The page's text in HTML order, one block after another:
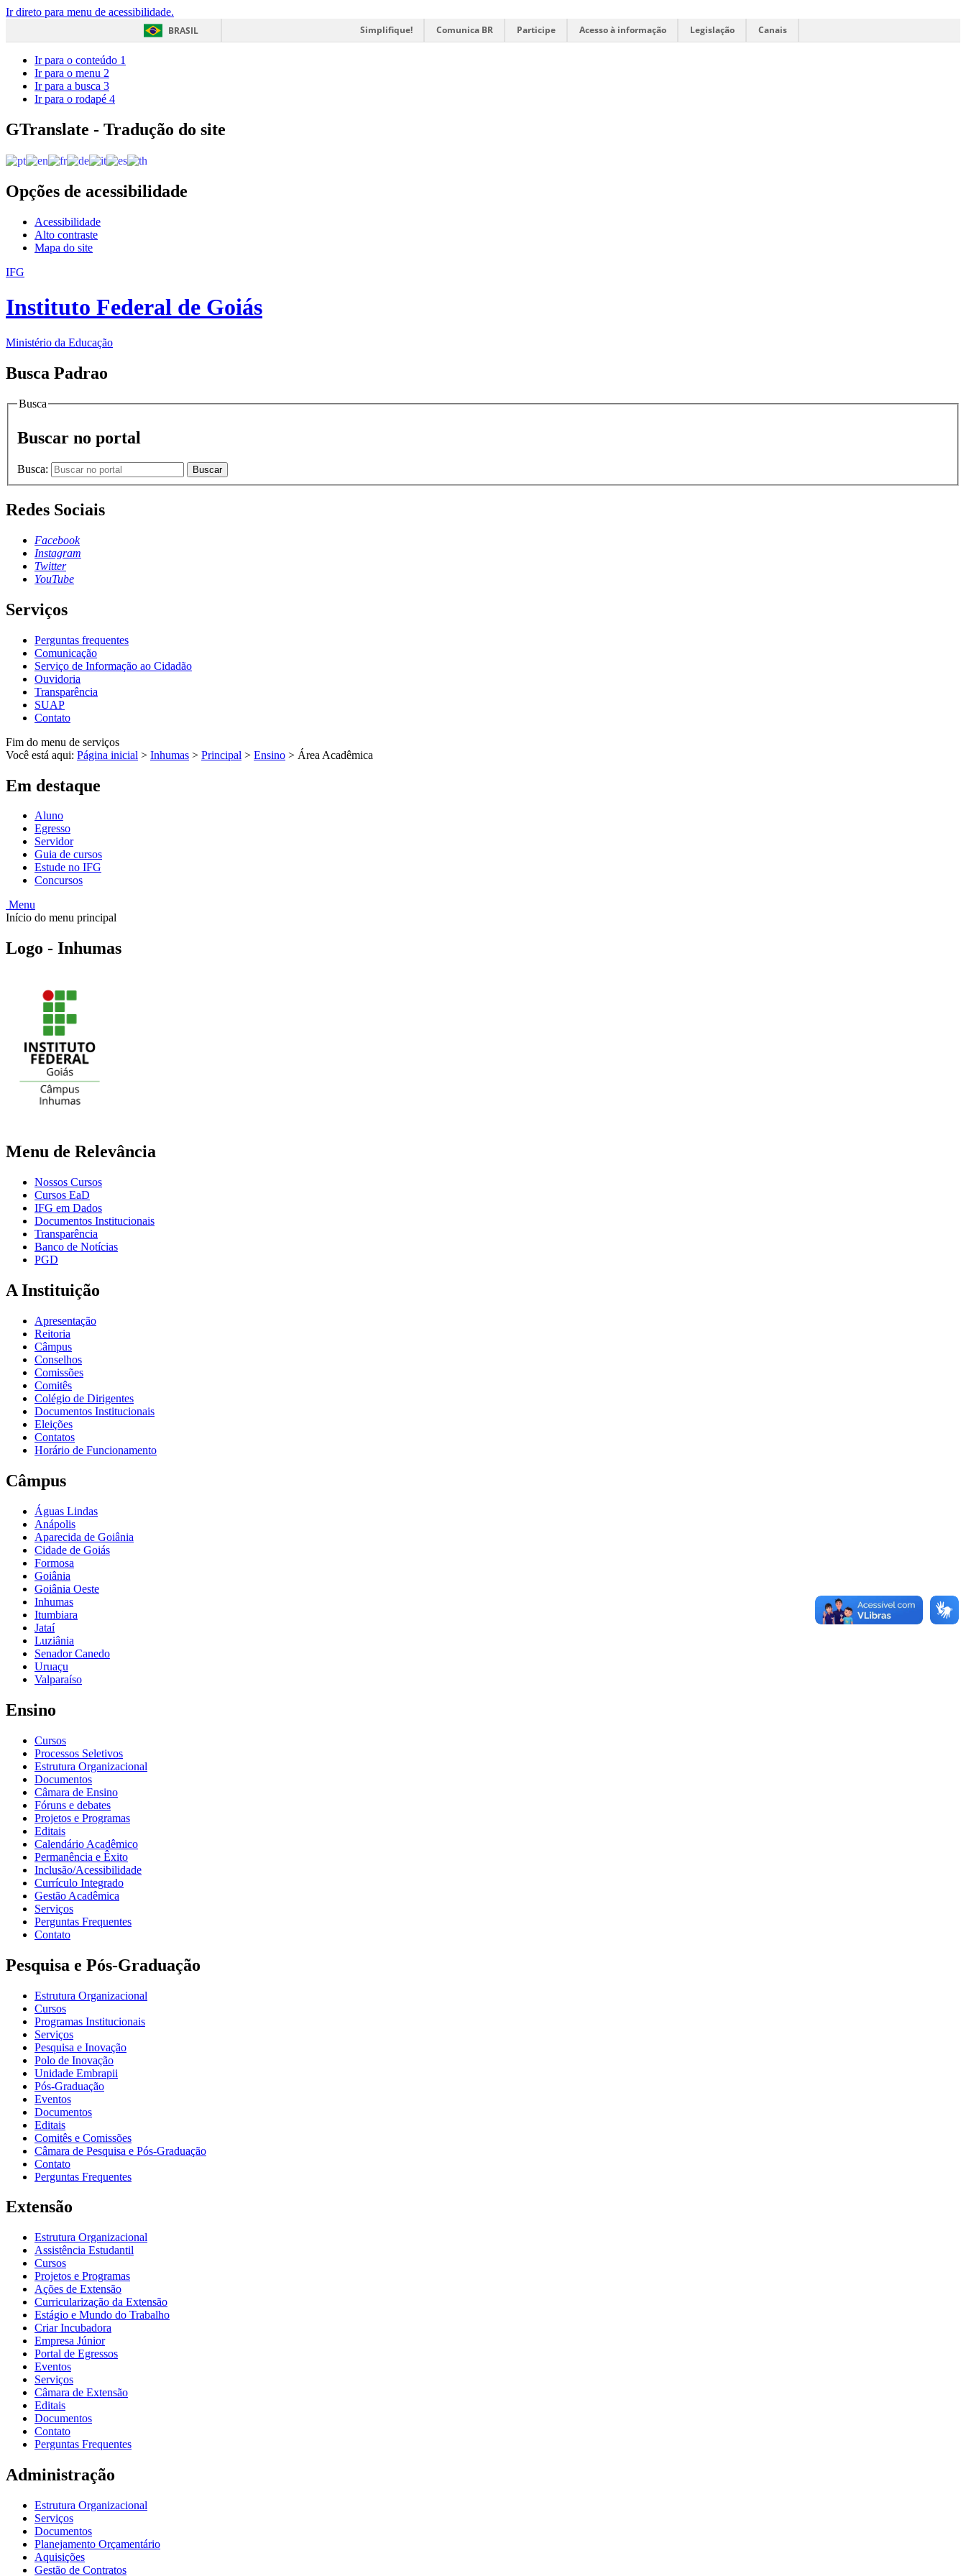
Ir direto para menu de acessibilidade.
BRASIL
Simplifique! Comunica BR Participe Acesso à informação Legislação Canais
Ir para o conteúdo 1
Ir para o menu 2
Ir para a busca 3
Ir para o rodapé 4
GTranslate - Tradução do site
Opções de acessibilidade
Acessibilidade
Alto contraste
Mapa do site
IFG
Instituto Federal de Goiás
Ministério da Educação
Busca Padrao
Busca
Buscar no portal
Busca: Buscar
Redes Sociais
Facebook
Instagram
Twitter
YouTube
Serviços
Perguntas frequentes
Comunicação
Serviço de Informação ao Cidadão
Ouvidoria
Transparência
SUAP
Contato
Fim do menu de serviços
Você está aqui: Página inicial > Inhumas > Principal > Ensino > Área Acadêmica
Em destaque
Aluno
Egresso
Servidor
Guia de cursos
Estude no IFG
Concursos
Menu
Início do menu principal
Logo - Inhumas
Menu de Relevância
Nossos Cursos
Cursos EaD
IFG em Dados
Documentos Institucionais
Transparência
Banco de Notícias
PGD
A Instituição
Apresentação
Reitoria
Câmpus
Conselhos
Comissões
Comitês
Colégio de Dirigentes
Documentos Institucionais
Eleições
Contatos
Horário de Funcionamento
Câmpus
Águas Lindas
Anápolis
Aparecida de Goiânia
Cidade de Goiás
Formosa
Goiânia
Goiânia Oeste
Inhumas
Itumbiara
Jataí
Luziânia
Senador Canedo
Uruaçu
Valparaíso
Ensino
Cursos
Processos Seletivos
Estrutura Organizacional
Documentos
Câmara de Ensino
Fóruns e debates
Projetos e Programas
Editais
Calendário Acadêmico
Permanência e Êxito
Inclusão/Acessibilidade
Currículo Integrado
Gestão Acadêmica
Serviços
Perguntas Frequentes
Contato
Pesquisa e Pós-Graduação
Estrutura Organizacional
Cursos
Programas Institucionais
Serviços
Pesquisa e Inovação
Polo de Inovação
Unidade Embrapii
Pós-Graduação
Eventos
Documentos
Editais
Comitês e Comissões
Câmara de Pesquisa e Pós-Graduação
Contato
Perguntas Frequentes
Extensão
Estrutura Organizacional
Assistência Estudantil
Cursos
Projetos e Programas
Ações de Extensão
Curricularização da Extensão
Estágio e Mundo do Trabalho
Criar Incubadora
Empresa Júnior
Portal de Egressos
Eventos
Serviços
Câmara de Extensão
Editais
Documentos
Contato
Perguntas Frequentes
Administração
Estrutura Organizacional
Serviços
Documentos
Planejamento Orçamentário
Aquisições
Gestão de Contratos